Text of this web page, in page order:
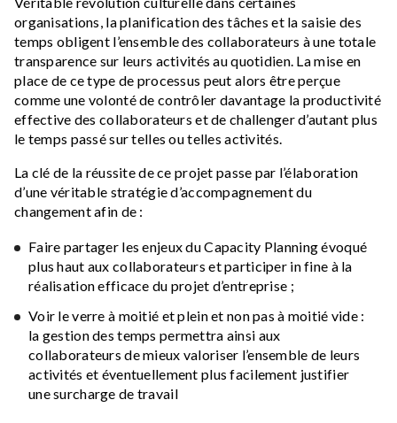
organisations, la planification des tâches et la saisie des
temps obligent l’ensemble des collaborateurs à une totale
transparence sur leurs activités au quotidien. La mise en
place de ce type de processus peut alors être perçue
comme une volonté de contrôler davantage la productivité
effective des collaborateurs et de challenger d’autant plus
le temps passé sur telles ou telles activités.
La clé de la réussite de ce projet passe par l’élaboration
d’une véritable stratégie d’accompagnement du
changement afin de :
Faire partager les enjeux du Capacity Planning évoqué
plus haut aux collaborateurs et participer in fine à la
réalisation efficace du projet d’entreprise ;
Voir le verre à moitié et plein et non pas à moitié vide :
la gestion des temps permettra ainsi aux
collaborateurs de mieux valoriser l’ensemble de leurs
activités et éventuellement plus facilement justifier
une surcharge de travail